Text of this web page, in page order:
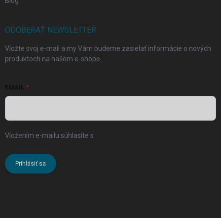
ODOBERAŤ NEWSLETTER
Vložte svoj e-mail a my Vám budeme zasielať informácie o nových
produktoch na našom e-shope.
Vložením e-mailu súhlasíte s
Prihlásiť sa